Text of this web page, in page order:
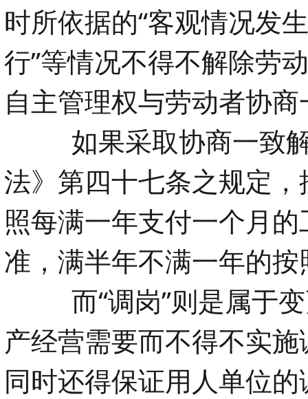
时所依据的“客观情况发
行”等情况不得不解除劳
自主管理权与劳动者协
如果采取协商一致
法》第四十七条之规定
照每满一年支付一个月
准，满半年不满一年的
而“调岗”则是属于变
产经营需要而不得不实
同时还得保证用人单位